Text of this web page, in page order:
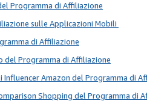
Programma di Affiliazione
sulle Applicazioni Mobili
di Affiliazione
del Programma di Affiliazione
Amazon del Programma di
Shopping del Programma di